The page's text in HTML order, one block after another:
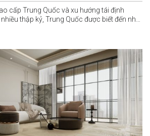
cấp Trung Quốc và xu hướng tái định
thập kỷ, Trung Quốc được biết đến như